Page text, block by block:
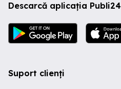
Descarcă aplicația Publi24
Suport clienți